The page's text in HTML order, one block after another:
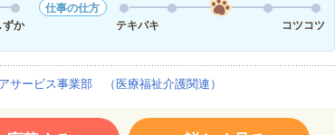
ずか
仕事の仕方
テキパキ
コツコツ
サービス事業部 （医療福祉介護関連）